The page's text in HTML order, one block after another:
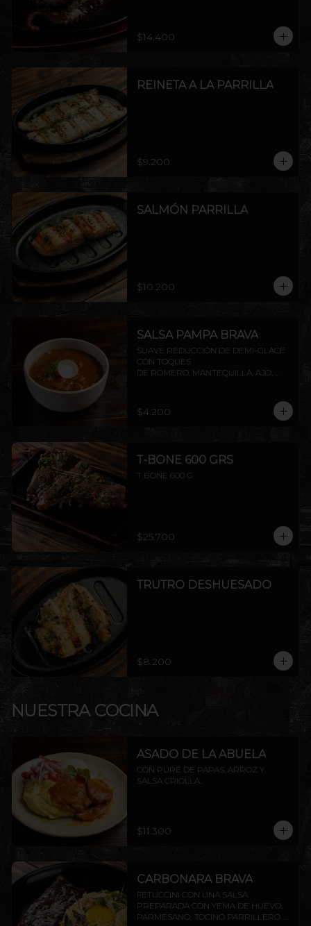
$14.400
REINETA A LA PARRILLA
$9.200
SALMÓN PARRILLA
$10.200
SALSA PAMPA BRAVA
SUAVE REDUCCIÓN DE DEMI-GLACE
CON TOQUES
DE ROMERO, MANTEQUILLA, AJO,
$4.200
T-BONE 600 GRS
T BONE 600 G
$25.700
TRUTRO DESHUESADO
$8.200
NUESTRA COCINA
ASADO DE LA ABUELA
CON PURÉ DE PAPAS, ARROZ Y
SALSA CRIOLLA.
$11.300
CARBONARA BRAVA
FETUCCINI CON UNA SALSA
PREPARADA CON YEMA DE HUEVO,
PARMESANO, TOCINO PARRILLERO Y